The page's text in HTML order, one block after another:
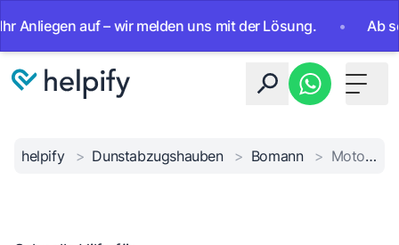
auf – wir melden uns mit der Lösung. • Ab sofort
Toggle
helpify > Dunstabzugshauben > Bomann > Motor läuft nicht